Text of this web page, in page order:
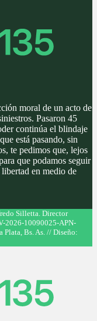
moral de un acto de
Pasaron 45
continúa el blindaje
está pasando, sin
te pedimos que, lejos
que podamos seguir
en medio de
Silletta. Director
2026-10090025-APN-
Bs. As. // Diseño: